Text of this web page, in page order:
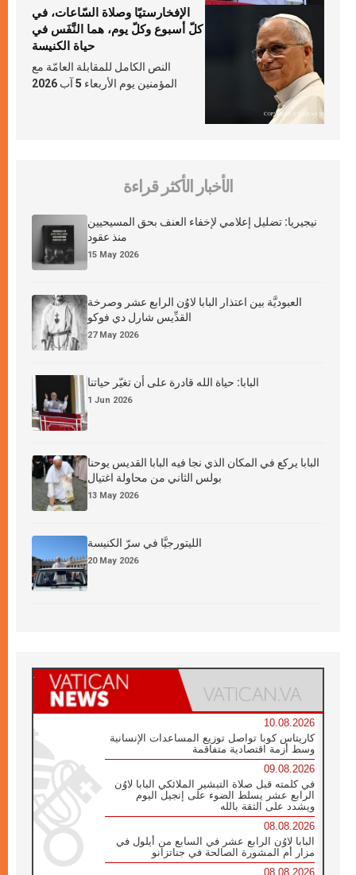
الإفخارستيّا وصلاة السّاعات، في
كلّ أسبوع وكلّ يوم، هما النَّفَس في
حياة الكنيسة
النص الكامل للمقابلة العامّة مع
المؤمنين يوم الأربعاء 5 آب 2026
الأخبار الأكثر قراءة
نيجيريا: تضليل إعلامي لإخفاء العنف بحق المسيحيين
منذ عقود
15 May 2026
العبوديَّة بين اعتذار البابا لاوُن الرابع عشر وصرخة
القدِّيس شارل دي فوكو
27 May 2026
البابا: حياة الله قادرة على أن تغيّر حياتنا
1 Jun 2026
البابا يركع في المكان الذي نجا فيه البابا القديس يوحنا
بولس الثاني من محاولة اغتيال
13 May 2026
الليتورجيَّا في سرّ الكنيسة
20 May 2026
10.08.2026
كاريتاس كوبا تواصل توزيع المساعدات الإنسانية
وسط أزمة اقتصادية متفاقمة
09.08.2026
في كلمته قبل صلاة التبشير الملائكي البابا لاوُن
الرابع عشر يسلط الضوء على إنجيل اليوم
ويشدد على الثقة بالله
08.08.2026
البابا لاوُن الرابع عشر في السابع من أيلول في
مزار أم المشورة الصالحة في جناتزانو
08.08.2026